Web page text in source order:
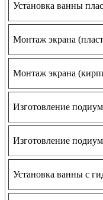
Установка ванны
Монтаж экрана
Монтаж экрана
Изготовление
Изготовление
Установка ванны с